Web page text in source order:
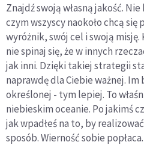
Znajdź swoją własną jakość.
czym wszyscy naokoło chcą się
wyróżnik, swój cel i swoją
nie spinaj się, że w innych
jak inni. Dzięki takiej strategii
naprawdę dla Ciebie ważnej.
określonej - tym lepiej. To
niebieskim oceanie. Po jakimś
jak wpadłeś na to, by
sposób. Wierność sobie popłaca.